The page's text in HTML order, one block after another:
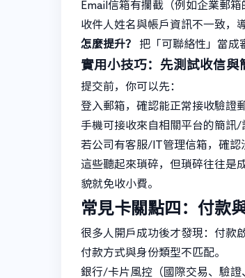
Email信箱有攔截（例如企業郵箱
收件人姓名與帳戶資訊不一致，
怎麼提升？
把「可聯絡性」當成
實用小技巧：先測試收信與
提交前，你可以先：
登入郵箱，確認能正常接收驗證
手機可接收來自相關平台的簡訊/
若公司有客服/IT管理信箱，確認
這些聽起來瑣碎，但瑣碎往往是
貌就免收小費。
常見卡關點四：付款
很多人開戶成功後才發現：付款
付款方式與身份類型不匹配。
銀行/卡片風控（國際交易、驗證